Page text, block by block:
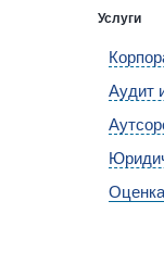
Услуги
Аудит